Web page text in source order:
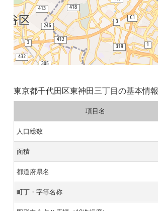
東京都千代田区東神田三丁目の基本情報
項目名
人口総数
面積
都道府県名
町丁・字等名称